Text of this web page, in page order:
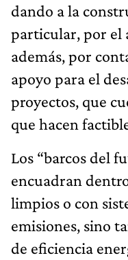
dando a la
particular, por el
además, por
apoyo para el
proyectos, que
que hacen
Los “barcos del
encuadran
limpios o con
emisiones, sino
de eficiencia